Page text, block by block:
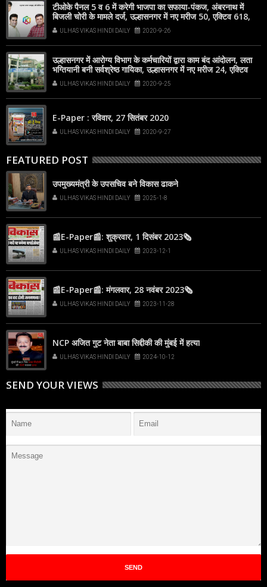
टीओके पैनल 5 व 6 में करेगी भाजपा का सफाया-पंकज, अंबरनाथ में
बिजली चोरी के मामले दर्ज, उल्हासनगर में नए मरीज 50, एक्टिव 618,
अंबरनाथ में नए मरीज 45, एक्टिव 386
ULHAS VIKAS HINDI DAILY 2020-9-26
उल्हासनगर में आरोग्य विभाग के कर्मचारियों द्वारा काम बंद आंदोलन, लता
भग्तियानी बनी सर्वश्रेष्ठ गायिका, उल्हासनगर में नए मरीज 24, एक्टिव
612, अंबरनाथ में नए मरीज 48, एक्टिव 374
ULHAS VIKAS HINDI DAILY 2020-9-25
E-Paper : रविवार, 27 सितंबर 2020
ULHAS VIKAS HINDI DAILY 2020-9-27
FEATURED POST
उपमुख्यमंत्री के उपसचिव बने विकास ढाकने
ULHAS VIKAS HINDI DAILY 2025-1-8
📰E-Paper📰: शुक्रवार, 1 दिसंबर 2023🗞
ULHAS VIKAS HINDI DAILY 2023-12-1
📰E-Paper📰: मंगलवार, 28 नवंबर 2023🗞
ULHAS VIKAS HINDI DAILY 2023-11-28
NCP अजित गुट नेता बाबा सिद्दीकी की मुंबई में हत्या
ULHAS VIKAS HINDI DAILY 2024-10-12
SEND YOUR VIEWS